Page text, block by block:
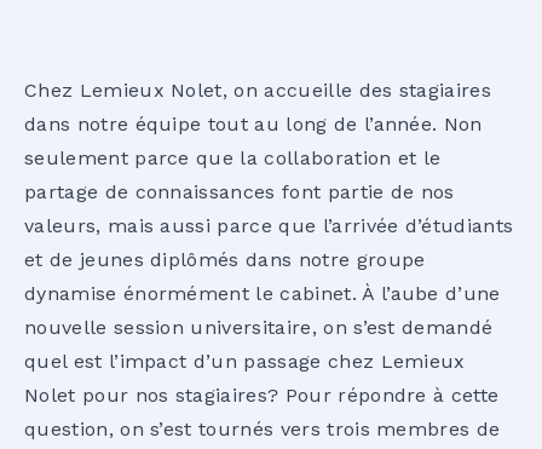
Chez Lemieux Nolet, on accueille des stagiaires
dans notre équipe tout au long de l’année. Non
seulement parce que la collaboration et le
partage de connaissances font partie de nos
valeurs, mais aussi parce que l’arrivée d’étudiants
et de jeunes diplômés dans notre groupe
dynamise énormément le cabinet. À l’aube d’une
nouvelle session universitaire, on s’est demandé
quel est l’impact d’un passage chez Lemieux
Nolet pour nos stagiaires? Pour répondre à cette
question, on s’est tournés vers trois membres de